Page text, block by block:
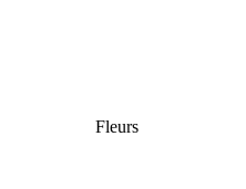
Fleurs